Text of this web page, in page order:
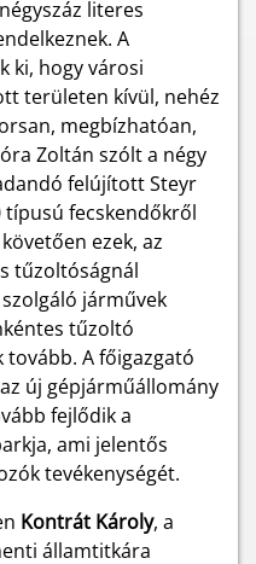
literes
A
ki, hogy városi
területen kívül, nehéz
megbízhatóan,
Zoltán szólt a négy
felújított Steyr
típusú fecskendőkről
ezek, az
tűzoltóságnál
járművek
tűzoltó
A főigazgató
új gépjárműállomány
fejlődik a
ami jelentős
tevékenységét.
Kontrát Károly, a
államtitkára